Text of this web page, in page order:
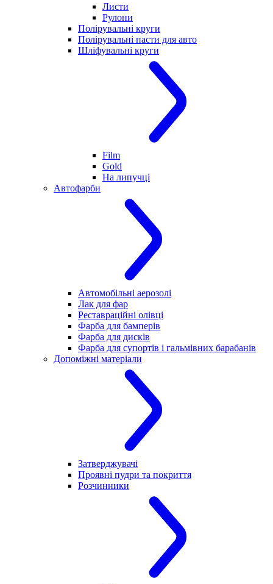
Листи
Рулони
Полірувальні круги
Полірувальні пасти для авто
Шліфувальні круги
Film
Gold
На липучці
Автофарби
Автомобільні аерозолі
Лак для фар
Реставраційні олівці
Фарба для бамперів
Фарба для дисків
Фарба для супортів і гальмівних барабанів
Допоміжні матеріали
Затверджувачі
Проявні пудри та покриття
Розчинники